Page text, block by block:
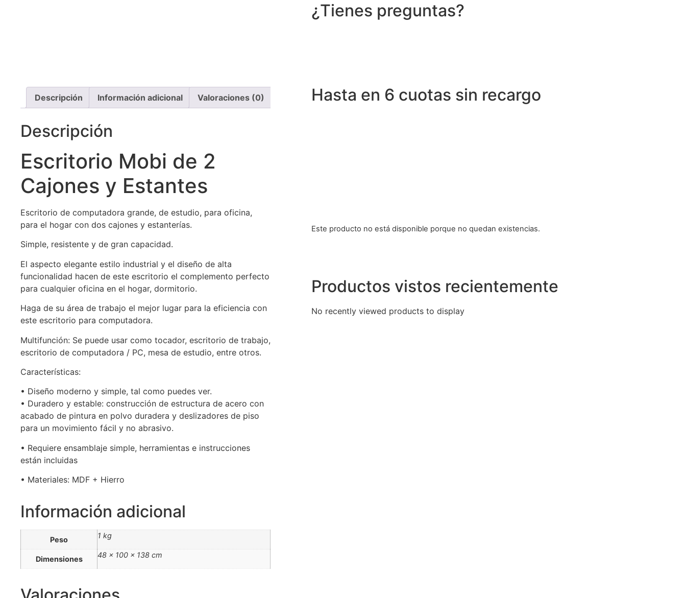
¿Tienes preguntas?
Descripción Información adicional Valoraciones (0)
Descripción
Escritorio Mobi de 2
Cajones y Estantes
Escritorio de computadora grande, de estudio, para oficina,
para el hogar con dos cajones y estanterías.
Simple, resistente y de gran capacidad.
El aspecto elegante estilo industrial y el diseño de alta
funcionalidad hacen de este escritorio el complemento perfecto
para cualquier oficina en el hogar, dormitorio.
Haga de su área de trabajo el mejor lugar para la eficiencia con
este escritorio para computadora.
Multifunción: Se puede usar como tocador, escritorio de trabajo,
escritorio de computadora / PC, mesa de estudio, entre otros.
Características:
• Diseño moderno y simple, tal como puedes ver.
• Duradero y estable: construcción de estructura de acero con
acabado de pintura en polvo duradera y deslizadores de piso
para un movimiento fácil y no abrasivo.
• Requiere ensamblaje simple, herramientas e instrucciones
están incluidas
• Materiales: MDF + Hierro
Información adicional
Peso 1 kg
Dimensiones 48 × 100 × 138 cm
Hasta en 6 cuotas sin recargo
Este producto no está disponible porque no quedan existencias.
Productos vistos recientemente
No recently viewed products to display